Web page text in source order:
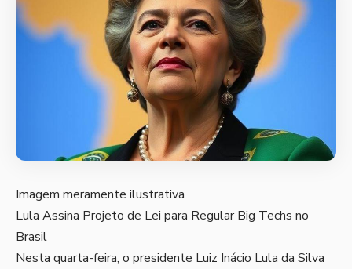
Imagem meramente ilustrativa
Lula Assina Projeto de Lei para Regular Big Techs no
Brasil
Nesta quarta-feira, o presidente Luiz Inácio Lula da Silva